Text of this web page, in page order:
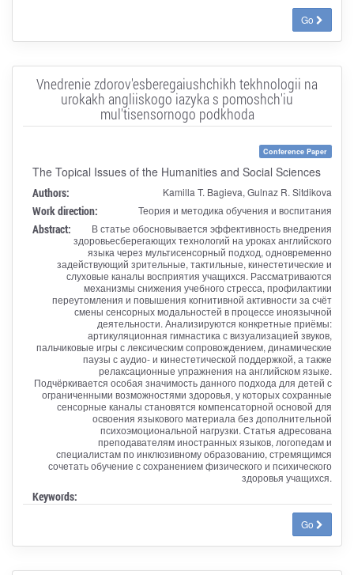
Go
Vnedrenie zdorov'esberegaiushchikh tekhnologii na
urokakh angliiskogo iazyka s pomoshch'iu
mul'tisensornogo podkhoda
Conference Paper
The Topical Issues of the Humanities and Social Sciences
Authors: Kamilla T. Bagieva, Gulnaz R. Sitdikova
Work direction: Теория и методика обучения и воспитания
Abstract:
В статье обосновывается эффективность внедрения
здоровьесберегающих технологий на уроках английского
языка через мультисенсорный подход, одновременно
задействующий зрительные, тактильные, кинестетические и
слуховые каналы восприятия учащихся. Рассматриваются
механизмы снижения учебного стресса, профилактики
переутомления и повышения когнитивной активности за счёт
смены сенсорных модальностей в процессе иноязычной
деятельности. Анализируются конкретные приёмы:
артикуляционная гимнастика с визуализацией звуков,
пальчиковые игры с лексическим сопровождением, динамические
паузы с аудио- и кинестетической поддержкой, а также
релаксационные упражнения на английском языке.
Подчёркивается особая значимость данного подхода для детей с
ограниченными возможностями здоровья, у которых сохранные
сенсорные каналы становятся компенсаторной основой для
освоения языкового материала без дополнительной
психоэмоциональной нагрузки. Статья адресована
преподавателям иностранных языков, логопедам и
специалистам по инклюзивному образованию, стремящимся
сочетать обучение с сохранением физического и психического
здоровья учащихся.
Keywords:
Go